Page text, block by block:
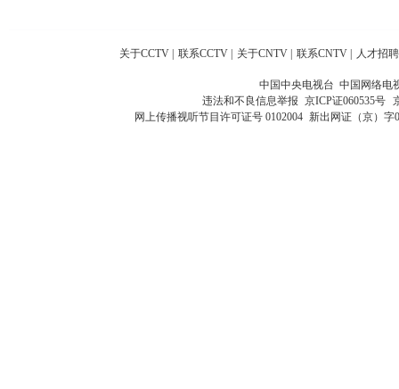
关于CCTV 联系CCTV 关于CNTV 联系CNTV 人才招聘
中国中央电视台 中国网络电
违法和不良信息举报 京ICP证060535号
网上传播视听节目许可证号 0102004 新出网证（京）